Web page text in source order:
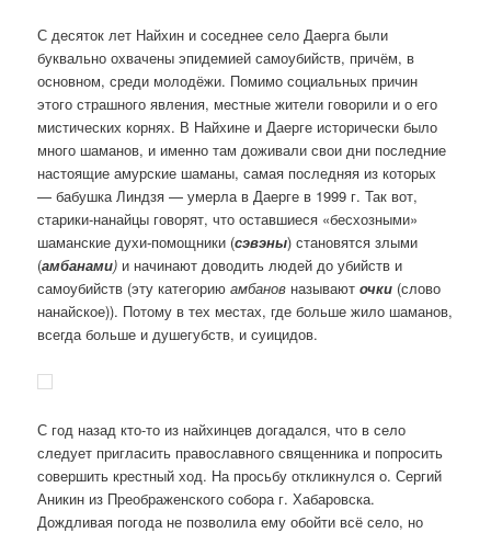
С десяток лет Найхин и соседнее село Даерга были
буквально охвачены эпидемией самоубийств, причём, в
основном, среди молодёжи. Помимо социальных причин
этого страшного явления, местные жители говорили и о его
мистических корнях. В Найхине и Даерге исторически было
много шаманов, и именно там доживали свои дни последние
настоящие амурские шаманы, самая последняя из которых
— бабушка Линдзя — умерла в Даерге в 1999 г. Так вот,
старики-нанайцы говорят, что оставшиеся «бесхозными»
шаманские духи-помощники (сэвэны) становятся злыми
(амбанами) и начинают доводить людей до убийств и
самоубийств (эту категориюамбанов называют очки (слово
нанайское)). Потому в тех местах, где больше жило шаманов,
всегда больше и душегубств, и суицидов.
С год назад кто-то из найхинцев догадался, что в село
следует пригласить православного священника и попросить
совершить крестный ход. На просьбу откликнулся о. Сергий
Аникин из Преображенского собора г. Хабаровска.
Дождливая погода не позволила ему обойти всё село, но